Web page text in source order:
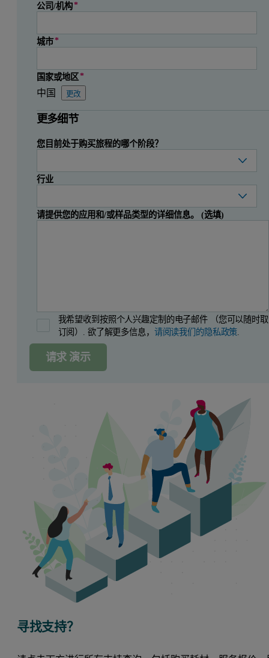
公司/机构
城市
国家或地区
中国 更改
状态
邮政编码
省份
州（印度）
州（巴西）
州（墨西哥）
县
地区/部门
省
省
州/地区
更多细节
您目前处于购买旅程的哪个阶段？
行业
请提供您的应用和/或样品类型的详细信息。 (选填)
我希望收到按照个人兴趣定制的电子邮件 （您可以随时
订阅）. 欲了解更多信息， 请阅读我们的隐私政策
请求 演示
寻找支持？